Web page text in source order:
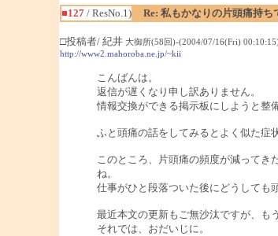
■127/ ResNo.1)
Re: 私もかなりの片頭痛持ち
□投稿者/ 紀井 大御所(58回)-(2004/07/16(Fri)
http://www2.mahoroba.ne.jp/~kii
こんばんは。
返信が遅くなり申し訳ありません。
情報交換ができる掲示板にしようと整
ふと頭痛の話をしてみるとよく似た症
このところ、片頭痛の頻度が減って
ね。
仕事がひと段落ついた後にどうしても
最近本文の更新もご無沙汰ですが、も
それでは、おだいじに。